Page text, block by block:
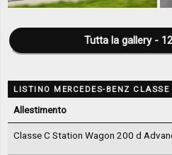
LISTINO MERCEDES-BENZ
Allestimento
Classe C Station Wagon 200 d